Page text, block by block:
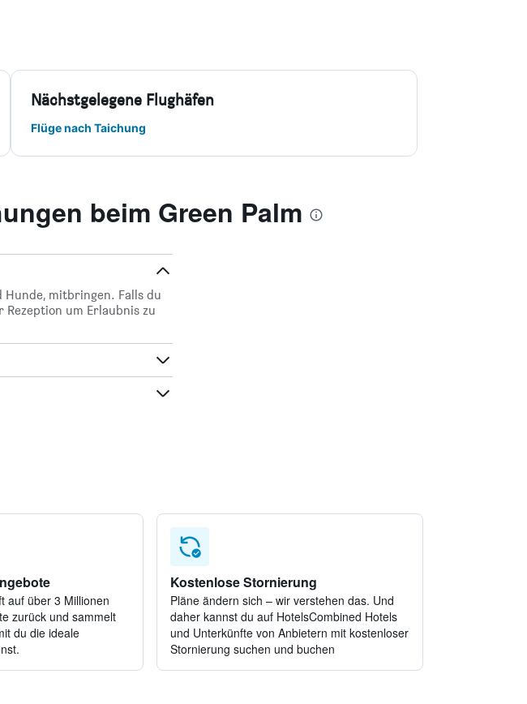
Nächstgelegene Flughäfen
Flüge nach Taichung
beim Green Palm
Hunde, mitbringen. Falls du
um Erlaubnis zu
auf über 3 Millionen
zurück und sammelt
du die ideale
Kostenlose Stornierung
Pläne ändern sich – wir verstehen das. Und
daher kannst du auf HotelsCombined Hotels
und Unterkünfte von Anbietern mit kostenloser
Stornierung suchen und buchen